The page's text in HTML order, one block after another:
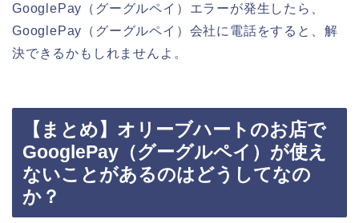
GooglePay（グーグルペイ）エラーが発生したら、
GooglePay（グーグルペイ）会社に電話をすると、解
決できるかもしれませんよ。
【まとめ】オリーブハートのお店で
GooglePay（グーグルペイ）が使え
ないことがあるのはどうしてなの
か？